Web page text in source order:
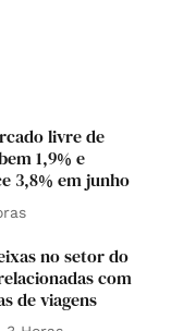
livre de
1,9% e
3,8% em junho
no setor do
com
de viagens